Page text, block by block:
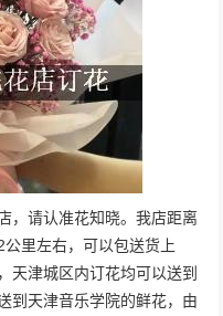
，请认准花知晓。我店距离
里左右，可以包送货上
天津城区内订花均可以送到
到天津音乐学院的鲜花，由